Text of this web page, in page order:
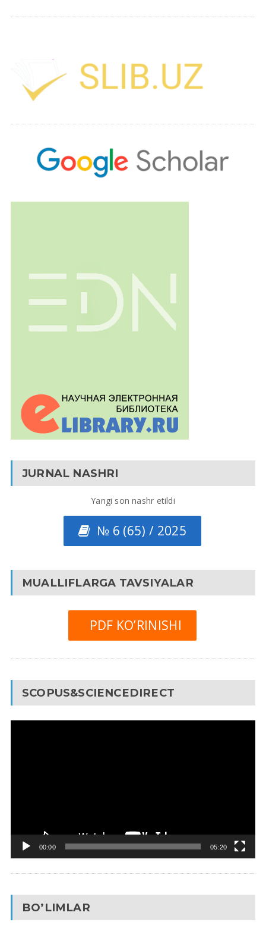
JURNAL NASHRI
Yangi son nashr etildi
№ 6 (65) / 2025
MUALLIFLARGA TAVSIYALAR
PDF KO’RINISHI
SCOPUS&SCIENCEDIRECT
00:00 05:20
BO’LIMLAR